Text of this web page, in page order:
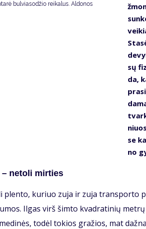
bulviasodžio reikalus. Aldonos
sų
da,
se
no
ne­to­li mir­ties
plen­to, ku­riuo zu­ja ir zu­ja trans­por­to
Il­gas virš šim­to kvad­ra­ti­nių
to­dėl to­kios gra­žios, mat